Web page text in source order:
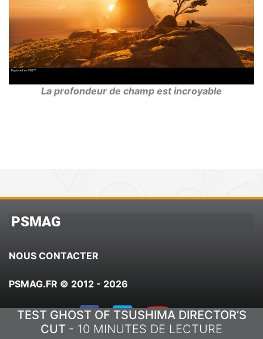
La profondeur de champ est incroyable
TEST GHOST OF TSUSHIMA DIRECTOR’S
CUT - 10 MINUTES DE LECTURE
PSMAG
NOUS CONTACTER
PSMAG.FR © 2012 - 2026